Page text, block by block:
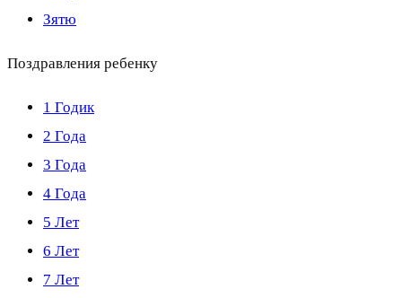
Зятю
Поздравления ребенку
1 Годик
2 Года
3 Года
4 Года
5 Лет
6 Лет
7 Лет